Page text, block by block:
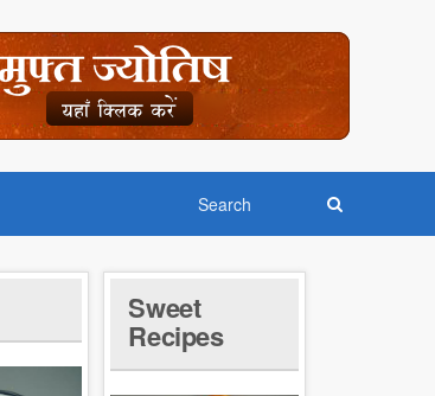
Sweet
Recipes